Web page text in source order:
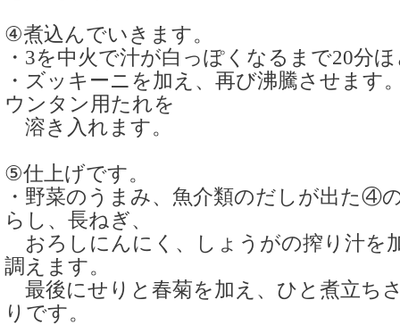
④煮込んでいきます。
・3を中火で汁が白っぽくなるまで20分
・ズッキーニを加え、再び沸騰させます
ウンタン用たれを
溶き入れます。
⑤仕上げです。
・野菜のうまみ、魚介類のだしが出た④
らし、長ねぎ、
おろしにんにく、しょうがの搾り汁を
調えます。
最後にせりと春菊を加え、ひと煮立ち
りです。